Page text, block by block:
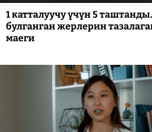
1 катталуучу үчүн 5
булганган жерлерин
маеги